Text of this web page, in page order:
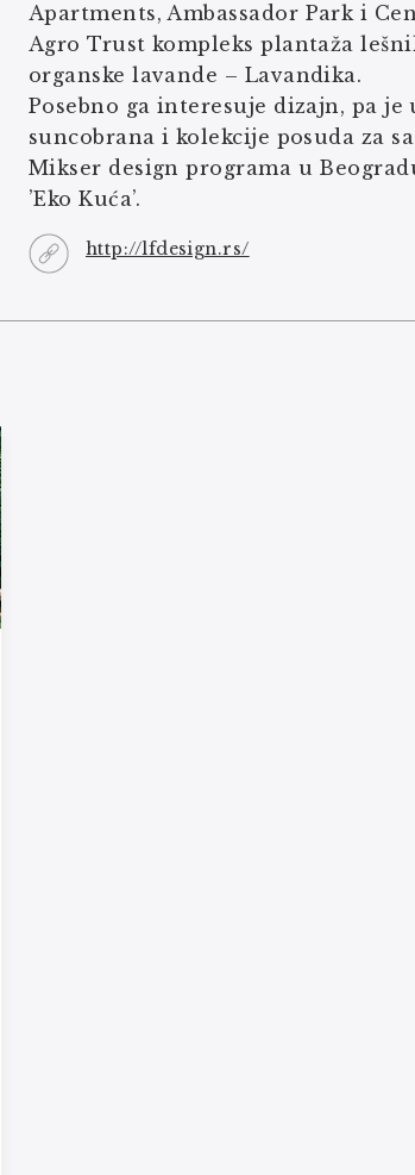
Apartments, Ambassador Park i
Agro Trust kompleks plantaža
organske lavande – Lavandika.
Posebno ga interesuje dizajn, pa
suncobrana i kolekcije posuda za
Mikser design programa u
’Eko Kuća’.
http://lfdesign.rs/